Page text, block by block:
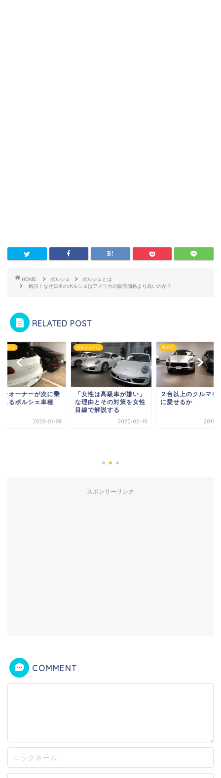
HOME ポルシェ
ポルシェとは
解説！なぜ日本のポルシェはアメリカの販売価格より高いのか？
RELATED POST
ェとは
ンオーナーが次に乗
えるポルシェ車種
2020-01-08
ポルシェとは
「女性は高級車が嫌い」
な理由とその対策を女性
目線で解説する
2020-02-10
夫の話
２台以上のクルマを
に愛せるか
2019-
スポンサーリンク
COMMENT